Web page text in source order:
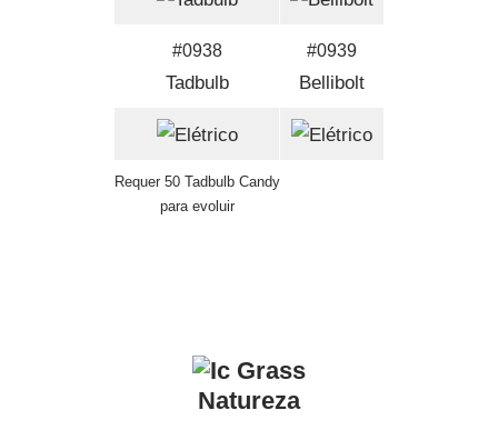
#0938
Tadbulb
Requer 50 Tadbulb Candy
para evoluir
#0939
Bellibolt
Natureza